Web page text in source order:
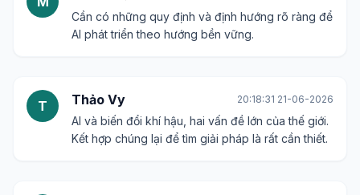
Cần có những quy định và định hướng rõ ràng để
AI phát triển theo hướng bền vững.
T Thảo Vy 20:18:31 21-06-2026
AI và biến đổi khí hậu, hai vấn đề lớn của thế giới.
Kết hợp chúng lại để tìm giải pháp là rất cần thiết.